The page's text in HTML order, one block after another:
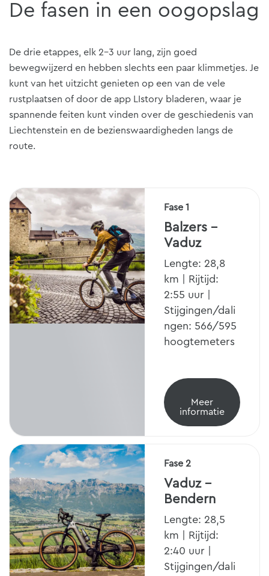
De fasen in een oogopslag
De drie etappes, elk 2-3 uur lang, zijn goed
bewegwijzerd en hebben slechts een paar klimmetjes. Je
kunt van het uitzicht genieten op een van de vele
rustplaatsen of door de app LIstory bladeren, waar je
spannende feiten kunt vinden over de geschiedenis van
Liechtenstein en de bezienswaardigheden langs de
route.
Fase 1
Balzers -
Vaduz
Lengte: 28,8
km | Rijtijd:
2:55 uur |
Stijgingen/dali
ngen: 566/595
hoogtemeters
Meer
informatie
Fase 2
Vaduz -
Bendern
Lengte: 28,5
km | Rijtijd:
2:40 uur |
Stijgingen/dali